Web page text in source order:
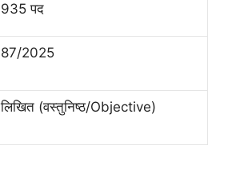
935 पद
87/2025
लिखित (वस्तुनिष्ठ/Objective)